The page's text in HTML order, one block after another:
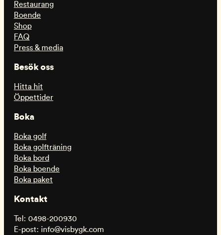
Restaurang
Boende
Shop
FAQ
Press & media
Besök oss
Hitta hit
Öppettider
Boka
Boka golf
Boka golfträning
Boka bord
Boka boende
Boka paket
Kontakt
Tel: 0498-200930
E-post: info@visbygk.com